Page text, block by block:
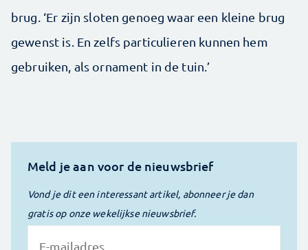
brug. ‘Er zijn sloten genoeg waar een kleine brug
gewenst is. En zelfs particulieren kunnen hem
gebruiken, als ornament in de tuin.’
Meld je aan voor de nieuwsbrief
Vond je dit een interessant artikel, abonneer je dan
gratis op onze wekelijkse nieuwsbrief.